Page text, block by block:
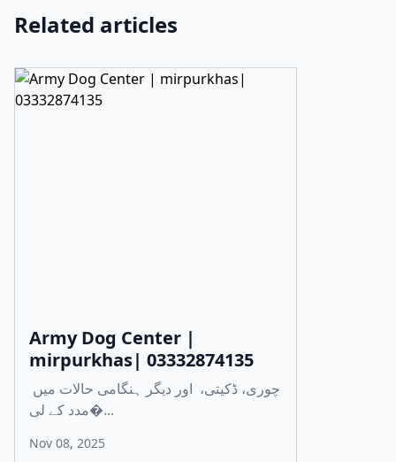
Related articles
Army Dog Center |
mirpurkhas| 03332874135
مدد کے لی�...
Nov 08, 2025